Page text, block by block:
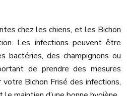
chez les chiens, et les Bichon
Les infections peuvent être
bactéries, des champignons ou
de prendre des mesures
Bichon Frisé des infections,